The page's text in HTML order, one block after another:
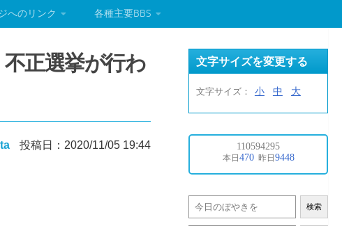
へのリンク 各種主要BBS
不正選挙が行わ
投稿日：2020/11/05 19:44
文字サイズを変更する
文字サイズ： 小 中 大
検索